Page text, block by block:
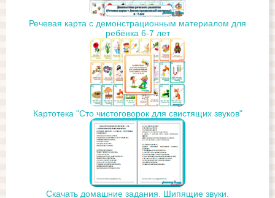
Речевая карта с демонстрационным материалом для
ребёнка 6-7 лет
Картотека "Сто чистоговорок для свистящих звуков"
Скачать домашние задания. Шипящие звуки.